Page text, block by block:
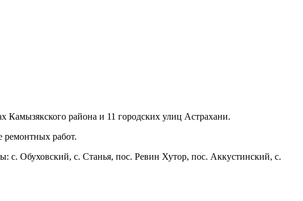
Камызякского района и 11 городских улиц Астрахани.
работ.
с. Обуховский, с. Станья, пос. Ревин Хутор, пос. Аккустинский, с.